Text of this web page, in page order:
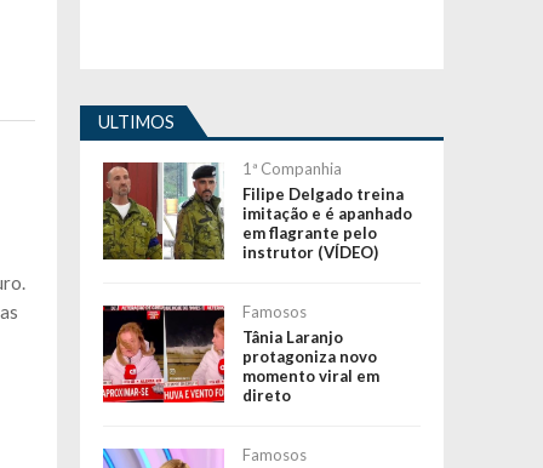
ULTIMOS
1ª Companhia
Filipe Delgado treina
imitação e é apanhado
em flagrante pelo
instrutor (VÍDEO)
Famosos
Tânia Laranjo
protagoniza novo
momento viral em
direto
Famosos